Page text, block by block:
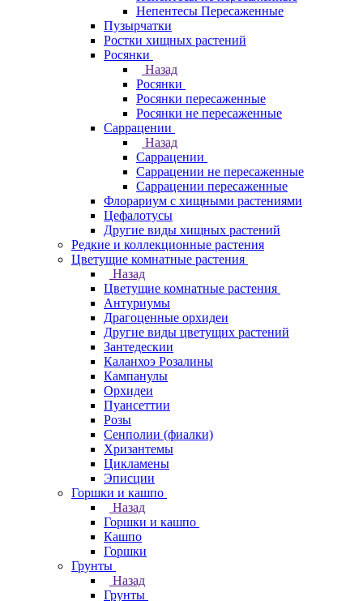
Непентесы Пересаженные
Пузырчатки
Ростки хищных растений
Росянки
Назад
Росянки
Росянки пересаженные
Росянки не пересаженные
Саррацении
Назад
Саррацении
Саррацении не пересаженные
Саррацении пересаженные
Флорариум с хищными растениями
Цефалотусы
Другие виды хищных растений
Редкие и коллекционные растения
Цветущие комнатные растения
Назад
Цветущие комнатные растения
Антуриумы
Драгоценные орхидеи
Другие виды цветущих растений
Зантедескии
Каланхоэ Розалины
Кампанулы
Орхидеи
Пуансеттии
Розы
Сенполии (фиалки)
Хризантемы
Цикламены
Эписции
Горшки и кашпо
Назад
Горшки и кашпо
Кашпо
Горшки
Грунты
Назад
Грунты